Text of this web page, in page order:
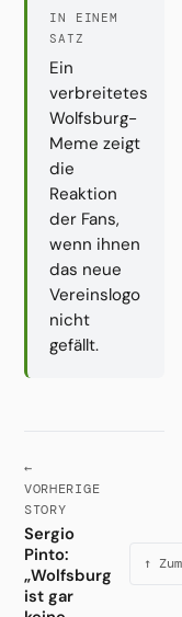
IN EINEM
SATZ
Ein
verbreitetes
Wolfsburg-
Meme zeigt
die
Reaktion
der Fans,
wenn ihnen
das neue
Vereinslogo
nicht
gefällt.
←
VORHERIGE
STORY
Sergio
Pinto:
„Wolfsburg
ist gar
↑